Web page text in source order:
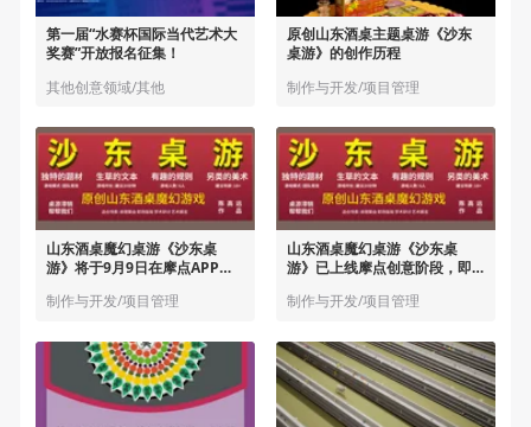
第一届“水赛杯国际当代艺术大
奖赛”开放报名征集！
其他创意领域/其他
原创山东酒桌主题桌游《沙东
桌游》的创作历程
制作与开发/项目管理
山东酒桌魔幻桌游《沙东桌
游》将于9月9日在摩点APP开
制作与开发/项目管理
山东酒桌魔幻桌游《沙东桌
游》已上线摩点创意阶段，即
制作与开发/项目管理